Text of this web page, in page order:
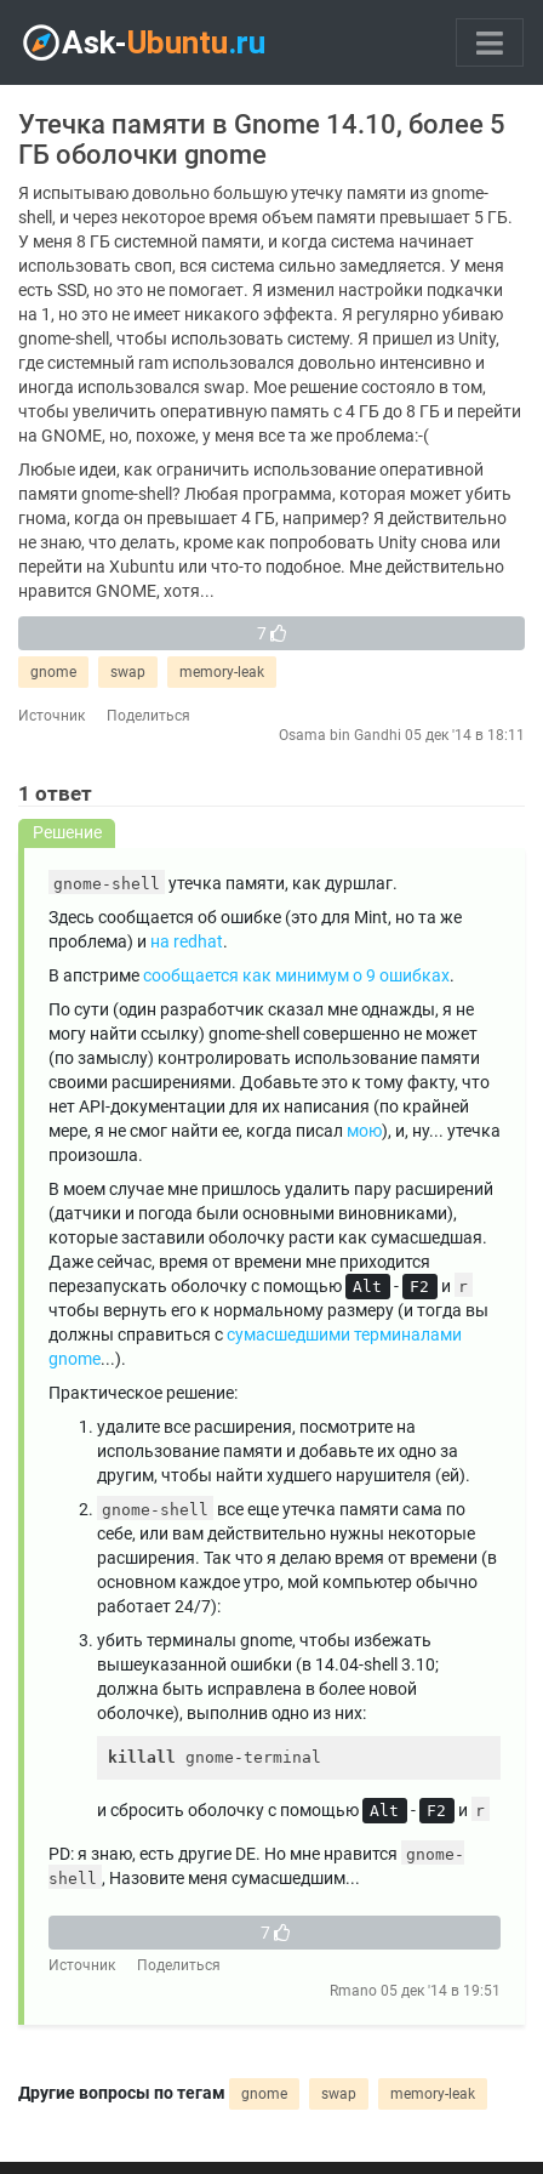
Утечка памяти в Gnome 14.10, более 5
ГБ оболочки gnome
Я испытываю довольно большую утечку памяти из gnome-
shell, и через некоторое время объем памяти превышает 5 ГБ.
У меня 8 ГБ системной памяти, и когда система начинает
использовать своп, вся система сильно замедляется. У меня
есть SSD, но это не помогает. Я изменил настройки подкачки
на 1, но это не имеет никакого эффекта. Я регулярно убиваю
gnome-shell, чтобы использовать систему. Я пришел из Unity,
где системный ram использовался довольно интенсивно и
иногда использовался swap. Мое решение состояло в том,
чтобы увеличить оперативную память с 4 ГБ до 8 ГБ и перейти
на GNOME, но, похоже, у меня все та же проблема:-(
Любые идеи, как ограничить использование оперативной
памяти gnome-shell? Любая программа, которая может убить
гнома, когда он превышает 4 ГБ, например? Я действительно
не знаю, что делать, кроме как попробовать Unity снова или
перейти на Xubuntu или что-то подобное. Мне действительно
нравится GNOME, хотя...
7
gnome swap memory-leak
Источник
Поделиться
Osama bin Gandhi 05 дек '14 в 18:11
1 ответ
Решение
gnome-shell утечка памяти, как дуршлаг.
Здесь сообщается об ошибке (это для Mint, но та же
проблема) и на redhat.
В апстримесообщается как минимум о 9 ошибках.
По сути (один разработчик сказал мне однажды, я не
могу найти ссылку) gnome-shell совершенно не может
(по замыслу) контролировать использование памяти
своими расширениями. Добавьте это к тому факту, что
нет API-документации для их написания (по крайней
мере, я не смог найти ее, когда писал мою), и, ну... утечка
произошла.
В моем случае мне пришлось удалить пару расширений
(датчики и погода были основными виновниками),
которые заставили оболочку расти как сумасшедшая.
Даже сейчас, время от времени мне приходится
перезапускать оболочку с помощью
Alt - F2 и r
чтобы вернуть его к нормальному размеру (и тогда вы
должны справиться ссумасшедшими терминалами
gnome...).
Практическое решение:
удалите все расширения, посмотрите на
использование памяти и добавьте их одно за
другим, чтобы найти худшего нарушителя (ей).
gnome-shell все еще утечка памяти сама по
себе, или вам действительно нужны некоторые
расширения. Так что я делаю время от времени (в
основном каждое утро, мой компьютер обычно
работает 24/7):
убить терминалы gnome, чтобы избежать
вышеуказанной ошибки (в 14.04-shell 3.10;
должна быть исправлена ​​в более новой
оболочке), выполнив одно из них:
killall
и сбросить оболочку с помощью Alt - F2 и r
PD: я знаю, есть другие DE. Но мне нравится gnome-
shell , Назовите меня сумасшедшим...
7
Источник
Поделиться
Rmano 05 дек '14 в 19:51
Другие вопросы по тегам gnome swap memory-leak